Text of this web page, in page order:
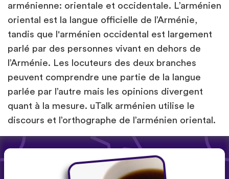
arménienne: orientale et occidentale. L’arménien
oriental est la langue officielle de l’Arménie,
tandis que l'arménien occidental est largement
parlé par des personnes vivant en dehors de
l’Arménie. Les locuteurs des deux branches
peuvent comprendre une partie de la langue
parlée par l’autre mais les opinions divergent
quant à la mesure. uTalk arménien utilise le
discours et l’orthographe de l’arménien oriental.